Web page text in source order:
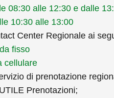
08:30 alle 12:30 e dalle
10:30 alle 13:00
Center Regionale ai
da fisso
cellulare
di prenotazione
Prenotazioni;